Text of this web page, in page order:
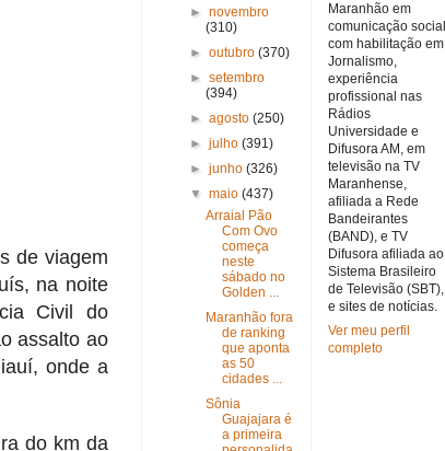
de viagem
na noite
Civil do
assalto ao
onde a
do km da
► novembro
(310)
► outubro (370)
► setembro
(394)
► agosto (250)
► julho (391)
► junho (326)
▼ maio (437)
Arraial Pão
Com Ovo
começa
neste
sábado no
Golden ...
Maranhão fora
de ranking
que aponta
as 50
cidades ...
Sônia
Guajajara é
a primeira
Maranhão em
comunicação social
com habilitação em
Jornalismo,
experiência
profissional nas
Rádios
Universidade e
Difusora AM, em
televisão na TV
Maranhense,
afiliada a Rede
Bandeirantes
(BAND), e TV
Difusora afiliada ao
Sistema Brasileiro
de Televisão (SBT),
e sites de notícias.
Ver meu perfil
completo